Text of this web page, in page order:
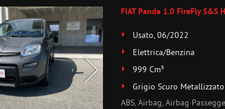
FIAT Panda 1.0 FireFly S&S
Usato, 06/2022
Elettrica/Benzina
999 Cm³
Grigio Scuro Metallizzato
ABS, Airbag, Airbag